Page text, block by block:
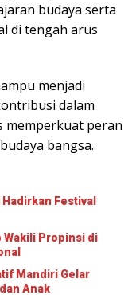
budaya serta
di tengah arus
menjadi
dalam
memperkuat peran
bangsa.
Festival
Mandiri Gelar
Anak